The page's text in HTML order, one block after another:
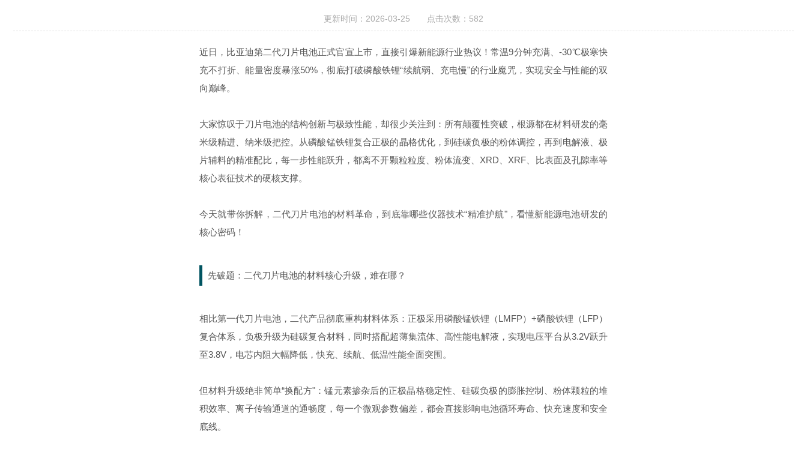
更新时间：2026-03-25 点击次数：582
近日，比亚迪第二代刀片电池正式官宣上市，直接引爆新能源行业热议！常温9分钟充满、-30℃极寒快
充不打折、能量密度暴涨50%，彻底打破磷酸铁锂“续航弱、充电慢"的行业魔咒，实现安全与性能的双
向巅峰。
大家惊叹于刀片电池的结构创新与极致性能，却很少关注到：所有颠覆性突破，根源都在材料研发的毫
米级精进、纳米级把控。从磷酸锰铁锂复合正极的晶格优化，到硅碳负极的粉体调控，再到电解液、极
片辅料的精准配比，每一步性能跃升，都离不开颗粒粒度、粉体流变、XRD、XRF、比表面及孔隙率等
核心表征技术的硬核支撑。
今天就带你拆解，二代刀片电池的材料革命，到底靠哪些仪器技术“精准护航"，看懂新能源电池研发的
核心密码！
先破题：二代刀片电池的材料核心升级，难在哪？
相比第一代刀片电池，二代产品彻底重构材料体系：正极采用磷酸锰铁锂（LMFP）+磷酸铁锂（LFP）
复合体系，负极升级为硅碳复合材料，同时搭配超薄集流体、高性能电解液，实现电压平台从3.2V跃升
至3.8V，电芯内阻大幅降低，快充、续航、低温性能全面突围。
但材料升级绝非简单“换配方"：锰元素掺杂后的正极晶格稳定性、硅碳负极的膨胀控制、粉体颗粒的堆
积效率、离子传输通道的通畅度，每一个微观参数偏差，都会直接影响电池循环寿命、快充速度和安全
底线。